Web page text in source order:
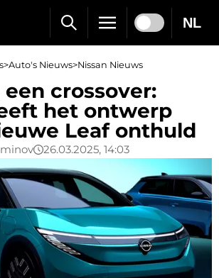
NL
>Auto's Nieuws>Nissan Nieuws
crossover:
het ontwerp
Leaf onthuld
26.03.2025, 14:03